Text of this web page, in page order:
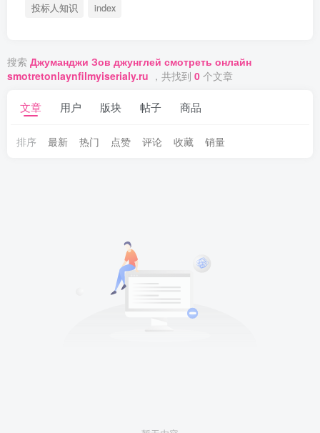
投标人知识
index
搜索 Джуманджи Зов джунглей смотреть онлайн
smotretonlaynfilmyiserialy.ru ，共找到 0 个文章
文章 用户 版块 帖子 商品
排序 最新 热门 点赞 评论 收藏 销量